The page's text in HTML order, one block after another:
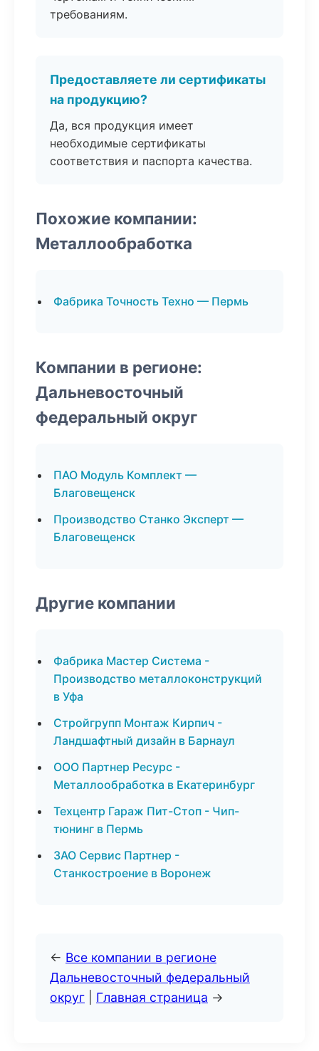
требованиям.
Предоставляете ли сертификаты
на продукцию?
Да, вся продукция имеет
необходимые сертификаты
соответствия и паспорта качества.
Похожие компании:
Металлообработка
Фабрика Точность Техно — Пермь
Компании в регионе:
Дальневосточный
федеральный округ
ПАО Модуль Комплект —
Благовещенск
Производство Станко Эксперт —
Благовещенск
Другие компании
Фабрика Мастер Система -
Производство металлоконструкций
в Уфа
Стройгрупп Монтаж Кирпич -
Ландшафтный дизайн в Барнаул
ООО Партнер Ресурс -
Металлообработка в Екатеринбург
Техцентр Гараж Пит-Стоп - Чип-
тюнинг в Пермь
ЗАО Сервис Партнер -
Станкостроение в Воронеж
← Все компании в регионе
Дальневосточный федеральный
округ
Главная страница →